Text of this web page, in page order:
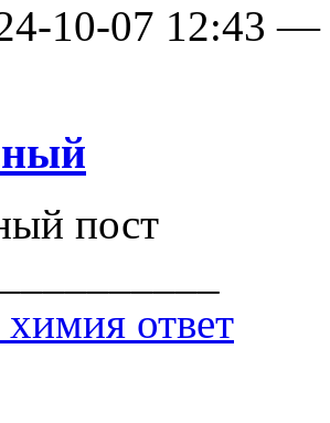
10-07 12:43 —
пост
химия ответ